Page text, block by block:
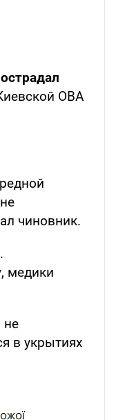
ОВА
чиновник.
.
медики
не
в укрытиях